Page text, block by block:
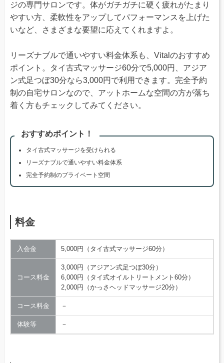
ジの専門サロンです。体がガチガチに硬く疲れがたまり
やすい方、柔軟性をアップしてパフォーマンスを上げた
いなど、さまざまな要望に応えてくれますよ。
リーズナブルで通いやすい料金体系も、Vitalのおすすめ
ポイント。タイ古式マッサージ60分で5,000円、アジア
ン式足つぼ30分なら3,000円で利用できます。完全予約
制の自宅サロンなので、アットホームな空間の方が落ち
着く方もチェックしてみてください。
おすすめポイント！
タイ古式マッサージを受けられる
リーズナブルで通いやすい料金体系
完全予約制のプライベート空間
料金
入会金 5,000円（タイ古式マッサージ60分）
コース料金
3,000円（アジアン式足つぼ30分）
6,000円（タイ式オイルトリートメント60分）
2,000円（かっさヘッドマッサージ20分）
コース料金 －
体験等 －